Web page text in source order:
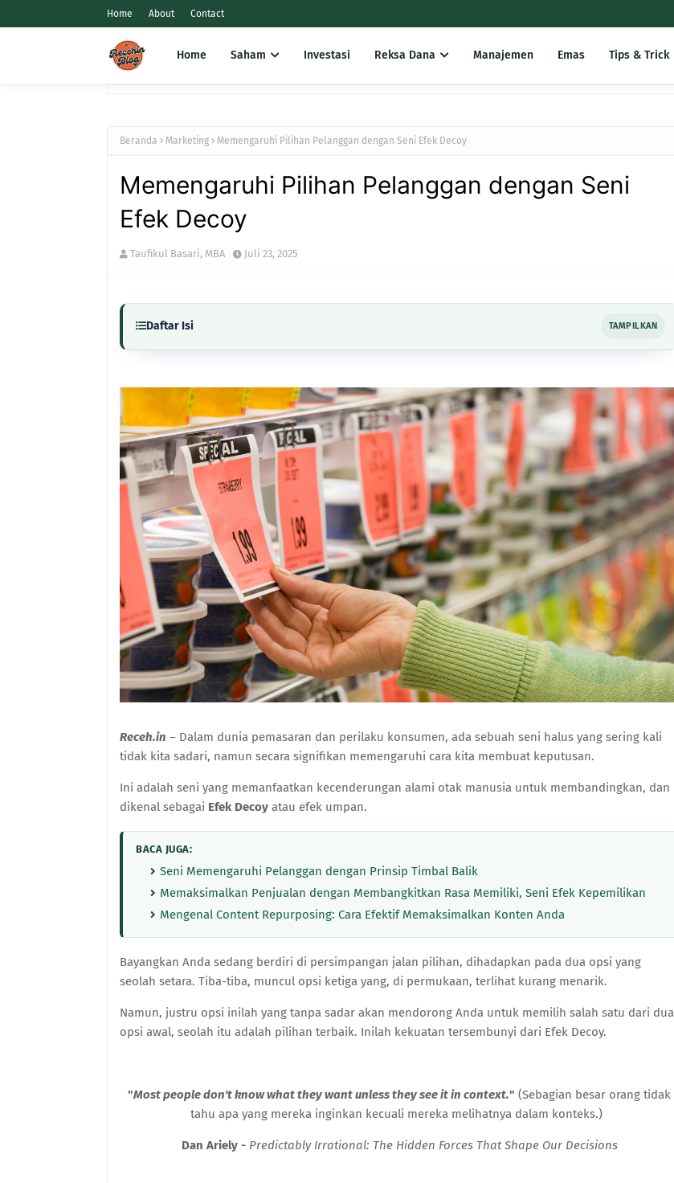
Home About Contact
Home Saham Investasi Reksa Dana Manajemen Emas Tips & Trick
Beranda Marketing Memengaruhi Pilihan Pelanggan dengan Seni Efek Decoy
Memengaruhi Pilihan Pelanggan dengan Seni
Efek Decoy
Taufikul Basari, MBA Juli 23, 2025
Daftar Isi TAMPILKAN
Receh.in – Dalam dunia pemasaran dan perilaku konsumen, ada sebuah seni halus yang sering kali
tidak kita sadari, namun secara signifikan memengaruhi cara kita membuat keputusan.
Ini adalah seni yang memanfaatkan kecenderungan alami otak manusia untuk membandingkan, dan
dikenal sebagai Efek Decoy atau efek umpan.
BACA JUGA:
Seni Memengaruhi Pelanggan dengan Prinsip Timbal Balik
Memaksimalkan Penjualan dengan Membangkitkan Rasa Memiliki, Seni Efek Kepemilikan
Mengenal Content Repurposing: Cara Efektif Memaksimalkan Konten Anda
Bayangkan Anda sedang berdiri di persimpangan jalan pilihan, dihadapkan pada dua opsi yang
seolah setara. Tiba-tiba, muncul opsi ketiga yang, di permukaan, terlihat kurang menarik.
Namun, justru opsi inilah yang tanpa sadar akan mendorong Anda untuk memilih salah satu dari dua
opsi awal, seolah itu adalah pilihan terbaik. Inilah kekuatan tersembunyi dari Efek Decoy.
"Most people don't know what they want unless they see it in context." (Sebagian besar orang tidak
tahu apa yang mereka inginkan kecuali mereka melihatnya dalam konteks.)
Dan Ariely - Predictably Irrational: The Hidden Forces That Shape Our Decisions